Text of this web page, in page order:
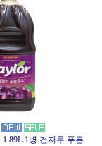
1병 건자두 푸른